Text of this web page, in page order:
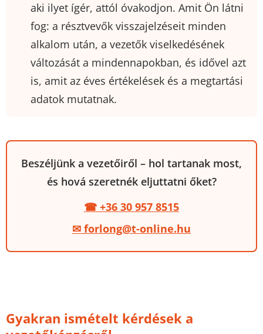
aki ilyet ígér, attól óvakodjon. Amit Ön látni
fog: a résztvevők visszajelzéseit minden
alkalom után, a vezetők viselkedésének
változását a mindennapokban, és idővel azt
is, amit az éves értékelések és a megtartási
adatok mutatnak.
Beszéljünk a vezetőiről – hol tartanak most,
és hová szeretnék eljuttatni őket?
☎ +36 30 957 8515
✉ forlong@t-online.hu
Gyakran ismételt kérdések a